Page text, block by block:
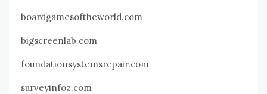
boardgamesoftheworld.com
bigscreenlab.com
foundationsystemsrepair.com
surveyinfoz.com